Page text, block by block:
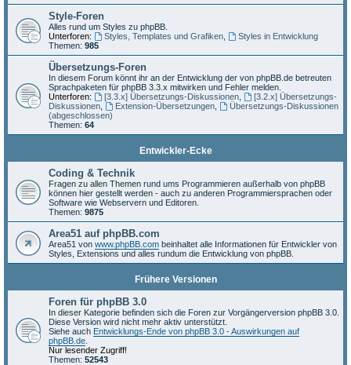
Style-Foren
Alles rund um Styles zu phpBB.
Unterforen:
Styles, Templates und Grafiken,
Styles in Entwicklung
Themen: 985
Übersetzungs-Foren
In diesem Forum könnt ihr an der Entwicklung der von phpBB.de betreuten
Sprachpaketen für phpBB 3.3.x mitwirken und Fehler melden.
Unterforen:
[3.3.x] Übersetzungs-Diskussionen,
[3.2.x] Übersetzungs-
Diskussionen
Extension-Übersetzungen,
Übersetzungs-Diskussionen
(abgeschlossen)
Themen: 64
Entwickler-Ecke
Coding & Technik
Fragen zu allen Themen rund ums Programmieren außerhalb von phpBB
können hier gestellt werden - auch zu anderen Programmiersprachen oder
Software wie Webservern und Editoren.
Themen: 9875
Area51 auf phpBB.com
Area51 von www.phpBB.com beinhaltet alle Informationen für Entwickler von
Styles, Extensions und alles rundum die Entwicklung von phpBB.
Frühere Versionen
Foren für phpBB 3.0
In dieser Kategorie befinden sich die Foren zur Vorgängerversion phpBB 3.0.
Diese Version wird nicht mehr aktiv unterstützt.
Siehe auch Entwicklungs-Ende von phpBB 3.0 - Auswirkungen auf
phpBB.de
Nur lesender Zugriff!
Themen: 52543